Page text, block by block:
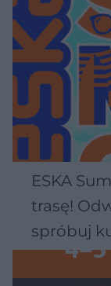
ESKA
trasę!
spróbuj
Wawelu